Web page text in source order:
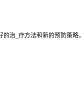
治_疗方法和新的预防策